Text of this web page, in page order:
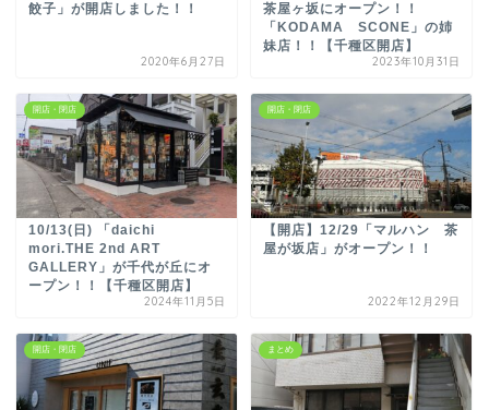
餃子」が開店しました！！
2020年6月27日
茶屋ヶ坂にオープン！！
「KODAMA SCONE」の姉
妹店！！【千種区開店】
2023年10月31日
開店・閉店
10/13(日) 「daichi
mori.THE 2nd ART
GALLERY」が千代が丘にオ
ープン！！【千種区開店】
2024年11月5日
開店・閉店
【開店】12/29「マルハン 茶
屋が坂店」がオープン！！
2022年12月29日
開店・閉店 まとめ